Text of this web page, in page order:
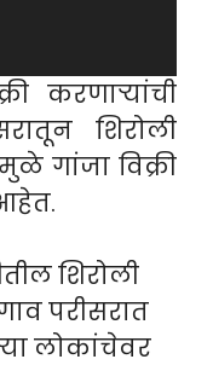
करणाऱ्यांची
शिरोली
गांजा विक्री
शिरोली
परीसरात
लोकांचेवर